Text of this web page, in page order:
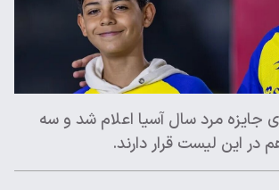
جایزه مرد سال آسیا اعلام شد و سه
در این لیست قرار دارند.